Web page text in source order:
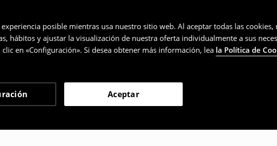
posible mientras usa nuestro sitio web. Al aceptar todas las
hábitos y ajustar la visualización de nuestra oferta individualmente a sus
en «Configuración». Si desea obtener más información, lea la Política de
Aceptar